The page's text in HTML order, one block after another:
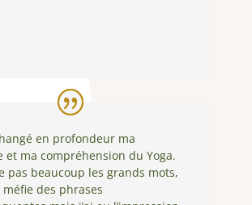
en profondeur ma
et ma compréhension du Yoga.
pas beaucoup les grands mots,
des phrases